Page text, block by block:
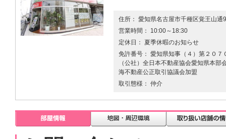
住所： 愛知県名古屋市千種区覚王山通
営業時間： 10:00～18:30
定休日： 夏季休暇のお知らせ
免許番号： 愛知県知事（４）第２０７
（公社）全日本不動産協会愛知県本
海不動産公正取引協議会加盟
取引態様： 仲介